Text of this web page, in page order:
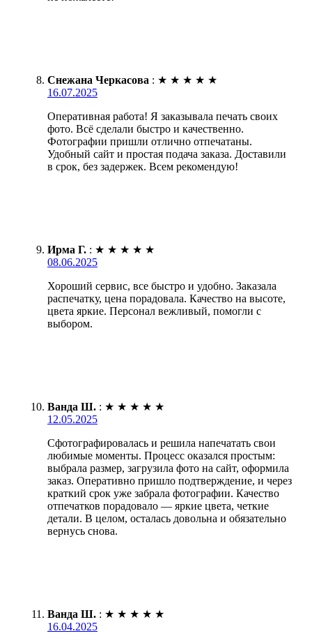
Снежана Черкасова : ★ ★ ★ ★ ★
16.07.2025
Оперативная работа! Я заказывала печать своих
фото. Всё сделали быстро и качественно.
Фотографии пришли отлично отпечатаны.
Удобный сайт и простая подача заказа. Доставили
в срок, без задержек. Всем рекомендую!
Ирма Г. : ★ ★ ★ ★ ★
08.06.2025
Хороший сервис, все быстро и удобно. Заказала
распечатку, цена порадовала. Качество на высоте,
цвета яркие. Персонал вежливый, помогли с
выбором.
Ванда Ш. : ★ ★ ★ ★ ★
12.05.2025
Сфотографировалась и решила напечатать свои
любимые моменты. Процесс оказался простым:
выбрала размер, загрузила фото на сайт, оформила
заказ. Оперативно пришло подтверждение, и через
краткий срок уже забрала фотографии. Качество
отпечатков порадовало — яркие цвета, четкие
детали. В целом, осталась довольна и обязательно
вернусь снова.
Ванда Ш. : ★ ★ ★ ★ ★
16.04.2025